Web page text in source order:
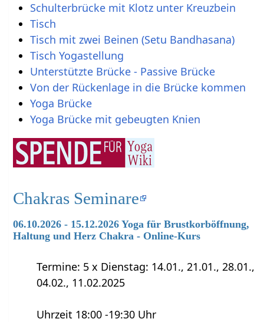
Schulterbrücke mit Klotz unter Kreuzbein
Tisch
Tisch mit zwei Beinen (Setu Bandhasana)
Tisch Yogastellung
Unterstützte Brücke - Passive Brücke
Von der Rückenlage in die Brücke kommen
Yoga Brücke
Yoga Brücke mit gebeugten Knien
Chakras Seminare
06.10.2026 - 15.12.2026 Yoga für Brustkorböffnung,
Haltung und Herz Chakra - Online-Kurs
Termine: 5 x Dienstag: 14.01., 21.01., 28.01.,
04.02., 11.02.2025
Uhrzeit 18:00 -19:30 Uhr